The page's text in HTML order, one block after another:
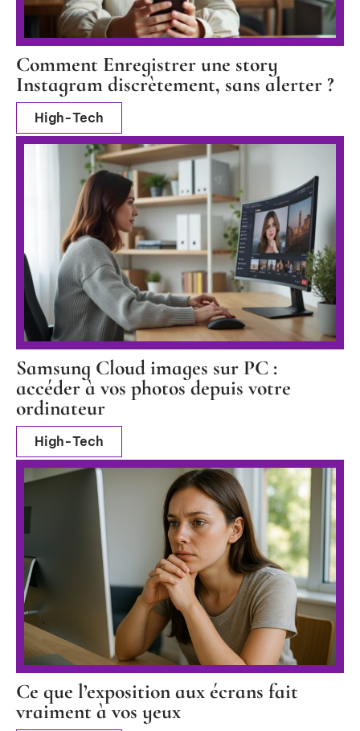
Comment Enregistrer une story
Instagram discrètement, sans alerter ?
High-Tech
Samsung Cloud images sur PC :
accéder à vos photos depuis votre
ordinateur
High-Tech
Ce que l’exposition aux écrans fait
vraiment à vos yeux